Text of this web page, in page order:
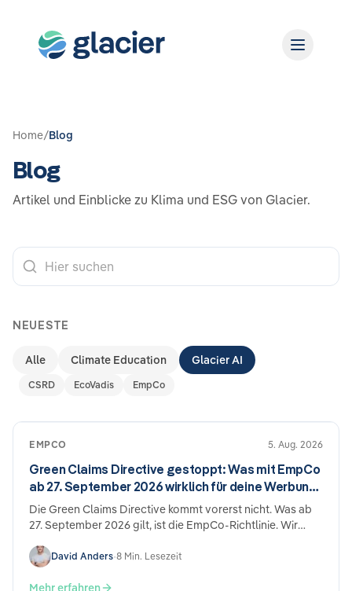
Home/Blog
Blog
Artikel und Einblicke zu Klima und ESG von Glacier.
NEUESTE
Alle Climate Education Glacier AI
CSRD EcoVadis EmpCo
EMPCO 5. Aug. 2026
Green Claims Directive gestoppt: Was mit EmpCo
ab 27. September 2026 wirklich für deine Werbung
gilt
Die Green Claims Directive kommt vorerst nicht. Was ab
27. September 2026 gilt, ist die EmpCo-Richtlinie. Wir
anfängst.David Anders•8 Min. Lesezeit
Mehr erfahren